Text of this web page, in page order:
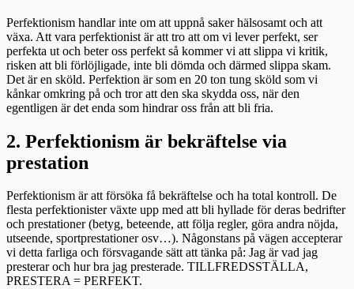
Perfektionism handlar inte om att uppnå saker hälsosamt och att
växa. Att vara perfektionist är att tro att om vi lever perfekt, ser
perfekta ut och beter oss perfekt så kommer vi att slippa vi kritik,
risken att bli förlöjligade, inte bli dömda och därmed slippa skam.
Det är en sköld. Perfektion är som en 20 ton tung sköld som vi
kånkar omkring på och tror att den ska skydda oss, när den
egentligen är det enda som hindrar oss från att bli fria.
2. Perfektionism är bekräftelse via
prestation
Perfektionism är att försöka få bekräftelse och ha total kontroll. De
flesta perfektionister växte upp med att bli hyllade för deras bedrifter
och prestationer (betyg, beteende, att följa regler, göra andra nöjda,
utseende, sportprestationer osv…). Någonstans på vägen accepterar
vi detta farliga och försvagande sätt att tänka på: Jag är vad jag
presterar och hur bra jag presterade. TILLFREDSSTÄLLA,
PRESTERA = PERFEKT.